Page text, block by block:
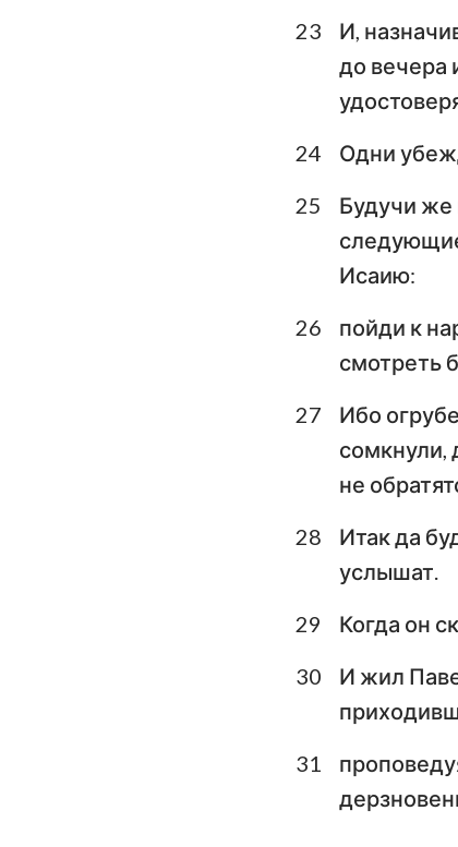
23
И,
до вечера
24
Одни
25
Будучи же
Исаию:
26
пойди к
смотреть
27
Ибо
сомкнули,
не
28
Итак да
услышат.
29
Когда он
30
И жил
31